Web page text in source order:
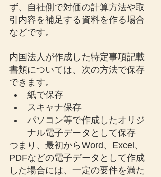
ず、自社側で対価の計算方法や取
引内容を補足する資料を作る場合
などです。
内国法人が作成した特定事項記載
書類については、次の方法で保存
できます。
紙で保存
スキャナ保存
パソコン等で作成したオリジ
ナル電子データとして保存
つまり、最初からWord、Excel、
PDFなどの電子データとして作成
した場合には、一定の要件を満た